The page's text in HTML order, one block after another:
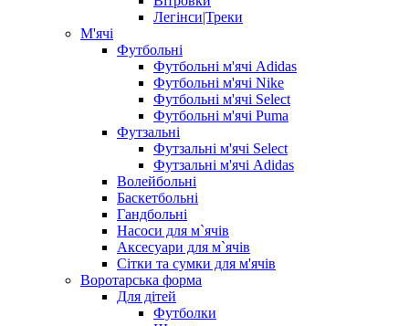
Легінси|Треки
М'ячі
Футбольні
Футбольні м'ячі Adidas
Футбольні м'ячі Nike
Футбольні м'ячі Select
Футбольні м'ячі Puma
Футзальні
Футзальні м'ячі Select
Футзальні м'ячі Adidas
Волейбольні
Баскетбольні
Гандбольні
Насоси для м`ячів
Аксесуари для м`ячів
Сітки та сумки для м'ячів
Воротарська форма
Для дітей
Футболки